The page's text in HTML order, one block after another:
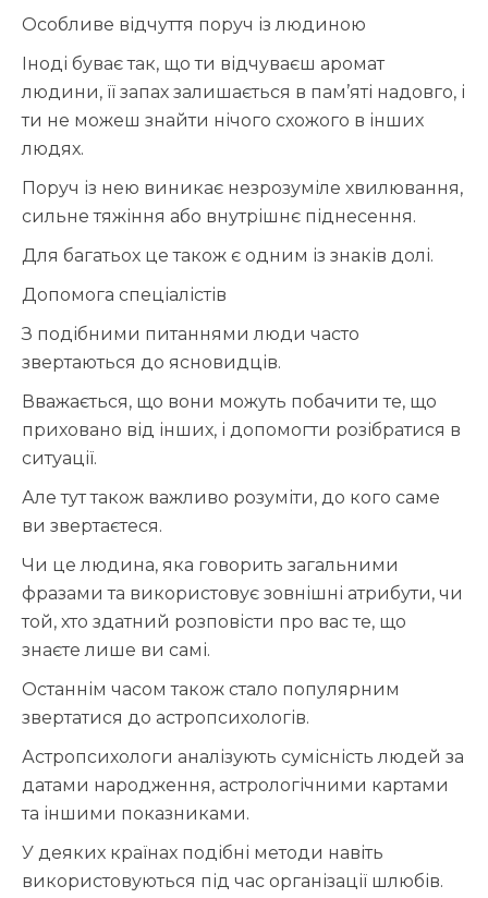
Особливе відчуття поруч із людиною
Іноді буває так, що ти відчуваєш аромат
людини, її запах залишається в пам’яті надовго, і
ти не можеш знайти нічого схожого в інших
людях.
Поруч із нею виникає незрозуміле хвилювання,
сильне тяжіння або внутрішнє піднесення.
Для багатьох це також є одним із знаків долі.
Допомога спеціалістів
З подібними питаннями люди часто
звертаються до ясновидців.
Вважається, що вони можуть побачити те, що
приховано від інших, і допомогти розібратися в
ситуації.
Але тут також важливо розуміти, до кого саме
ви звертаєтеся.
Чи це людина, яка говорить загальними
фразами та використовує зовнішні атрибути, чи
той, хто здатний розповісти про вас те, що
знаєте лише ви самі.
Останнім часом також стало популярним
звертатися до астропсихологів.
Астропсихологи аналізують сумісність людей за
датами народження, астрологічними картами
та іншими показниками.
У деяких країнах подібні методи навіть
використовуються під час організації шлюбів.